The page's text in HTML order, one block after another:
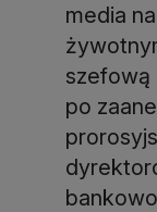
media
szefową
po